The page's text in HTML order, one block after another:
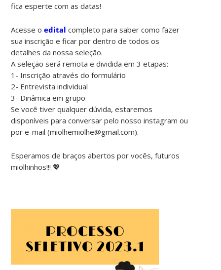
fica esperte com as datas!
Acesse oedital completo para saber como fazer
sua inscrição e ficar por dentro de todos os
detalhes da nossa seleção.
A seleção será remota e dividida em 3 etapas:
1- Inscrição através do formulário
2- Entrevista individual
3- Dinâmica em grupo
Se você tiver qualquer dúvida, estaremos
disponíveis para conversar pelo nosso instagram ou
por e-mail (miolhemiolhe@gmail.com).
Esperamos de braços abertos por vocês, futuros
miolhinhos!!! 💖